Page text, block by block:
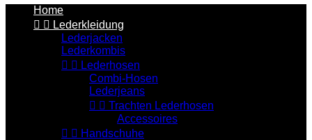
Home
  Lederkleidung
Lederjacken
Lederkombis
  Lederhosen
Combi-Hosen
Lederjeans
  Trachten Lederhosen
Accessoires
  Handschuhe